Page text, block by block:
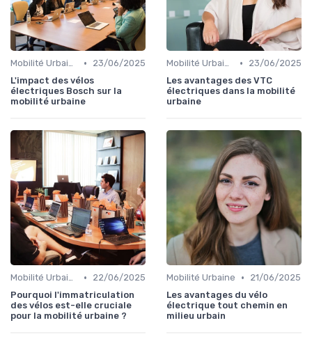
Mobilité Urbaine •
23/06/2025
L'impact des vélos
électriques Bosch sur la
mobilité urbaine
Mobilité Urbaine •
23/06/2025
Les avantages des VTC
électriques dans la mobilité
urbaine
Mobilité Urbaine •
22/06/2025
Pourquoi l'immatriculation
des vélos est-elle cruciale
pour la mobilité urbaine ?
Mobilité Urbaine •
21/06/2025
Les avantages du vélo
électrique tout chemin en
milieu urbain